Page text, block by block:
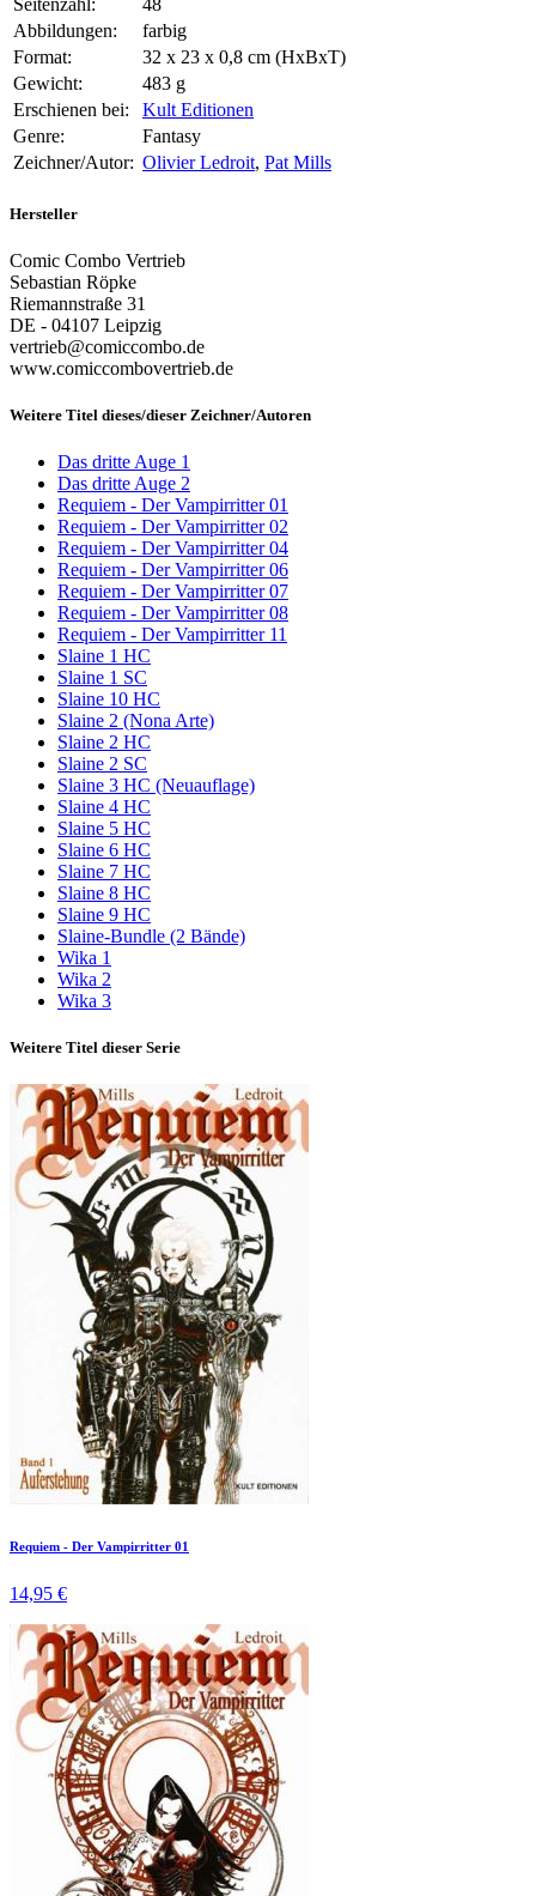
Seitenzahl:
48
Abbildungen:
farbig
Format:
32 x 23 x 0,8 cm (HxBxT)
Gewicht:
483 g
Erschienen bei:
Kult Editionen
Genre:
Fantasy
Zeichner/Autor: Olivier Ledroit, Pat Mills
Hersteller
Comic Combo Vertrieb
Sebastian Röpke
Riemannstraße 31
DE - 04107 Leipzig
vertrieb@comiccombo.de
www.comiccombovertrieb.de
Weitere Titel dieses/dieser Zeichner/Autoren
Das dritte Auge 1
Das dritte Auge 2
Requiem - Der Vampirritter 01
Requiem - Der Vampirritter 02
Requiem - Der Vampirritter 04
Requiem - Der Vampirritter 06
Requiem - Der Vampirritter 07
Requiem - Der Vampirritter 08
Requiem - Der Vampirritter 11
Slaine 1 HC
Slaine 1 SC
Slaine 10 HC
Slaine 2 (Nona Arte)
Slaine 2 HC
Slaine 2 SC
Slaine 3 HC (Neuauflage)
Slaine 4 HC
Slaine 5 HC
Slaine 6 HC
Slaine 7 HC
Slaine 8 HC
Slaine 9 HC
Slaine-Bundle (2 Bände)
Wika 1
Wika 2
Wika 3
Weitere Titel dieser Serie
Requiem - Der Vampirritter 01
14,95 €